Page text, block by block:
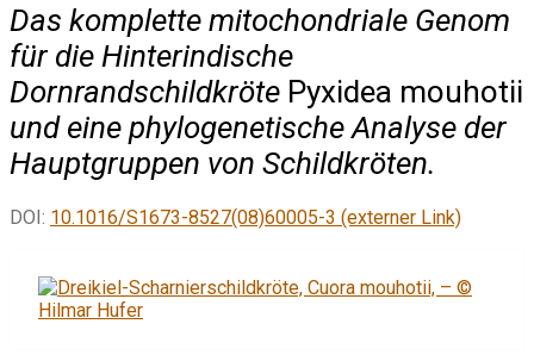
Das komplette mitochondriale Genom
für die Hinterindische
Dornrandschildkröte Pyxidea mouhotii
und eine phylogenetische Analyse der
Hauptgruppen von Schildkröten.
DOI: 10.1016/S1673-8527(08)60005-3 (externer Link)